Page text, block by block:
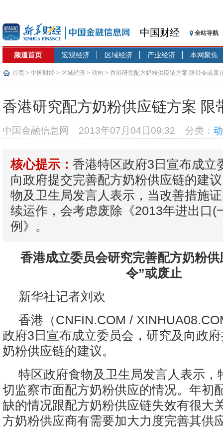
中国财经 全站导航
频道首页 宏观经济 区域经济 产业经济 本网聚焦
首页 > 中国财经 > 区域经济 > 动向 > 香港研究配方奶粉供应链方案 限带令或废
香港研究配方奶粉供应链方案 限
中国金融信息网 2013年07月04日09:32 分类：
核心提示： 香港特区政府3日宣布成立
向政府提交完善配方奶粉供应链的建
物及卫生局发言人表示，当改善措施
续运作，会考虑废除《2013年进出口(
例》。
香港成立委员会研究完善配方奶粉
令”或废止
新华社记者刘欢
香港 （CNFIN.COM /
政府3日宣布成立委员会，研究及向政
奶粉供应链的建议。
特区政府食物及卫生局发言人表示，
切监察市面配方奶粉供应的情况。年初
缺的情况跟配方奶粉供应链失效有很大
方奶粉供应商有需要加大力度完善其供